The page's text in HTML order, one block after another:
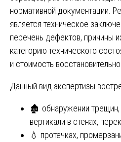
нормативной документации.
является техническое
перечень дефектов, причины
категорию технического
и стоимость
Данный вид экспертизы
🏚️ обнаружении трещин,
вертикали в стенах,
💧 протечках,